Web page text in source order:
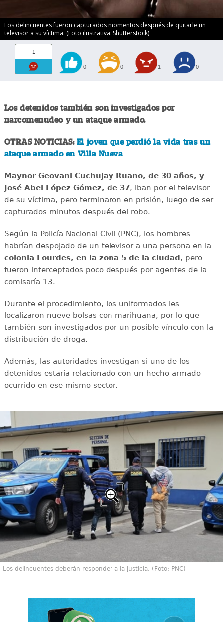
Los delincuentes fueron capturados momentos después de quitarle un
televisor a su víctima. (Foto ilustrativa: Shutterstock)
1
0 0 1 0
Los detenidos también son investigados por
narcomenudeo y un ataque armado.
OTRAS NOTICIAS: El joven que perdió la vida tras un
ataque armado en Villa Nueva
Maynor Geovani Cuchujay Ruano, de 30 años, y
José Abel López Gómez, de 37, iban por el televisor
de su víctima, pero terminaron en prisión, luego de ser
capturados minutos después del robo.
Según la Policía Nacional Civil (PNC), los hombres
habrían despojado de un televisor a una persona en la
colonia Lourdes, en la zona 5 de la ciudad , pero
fueron interceptados poco después por agentes de la
comisaría 13.
Durante el procedimiento, los uniformados les
localizaron nueve bolsas con marihuana, por lo que
también son investigados por un posible vínculo con la
distribución de droga.
Además, las autoridades investigan si uno de los
detenidos estaría relacionado con un hecho armado
ocurrido en ese mismo sector.
Los delincuentes deberán responder a la justicia. (Foto: PNC)